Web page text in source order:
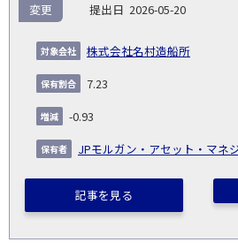
2026-05-20
株式会社名村造船所
変更
7.23
-0.93
JPモルガン・アセット・マネ
記事を見る